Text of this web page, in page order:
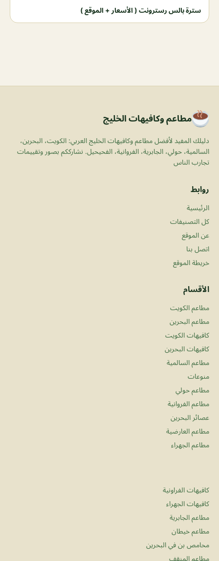
سترة بالس رسترونت ( الأسعار + الموقع )
مطاعم وكافيهات الخليج
دليلك المفيد لأفضل مطاعم وكافيهات الخليج العربي: الكويت، البحرين،
السالمية، حولي، الجابرية، الفروانية، الفحيحيل. نشارككم بصور وتقييمات
تجارب الناس
روابط
الرئيسية
كل التصنيفات
عن الموقع
اتصل بنا
خريطة الموقع
الأقسام
مطاعم الكويت
مطاعم البحرين
كافيهات الكويت
كافيهات البحرين
مطاعم السالمية
منوعات
مطاعم حولي
مطاعم الفروانية
عصائر البحرين
مطاعم العارضية
مطاعم الجهراء
كافيهات الفراونية
كافيهات الجهراء
مطاعم الجابرية
مطاعم خيطان
محامص بن في البحرين
مطاعم المنقف